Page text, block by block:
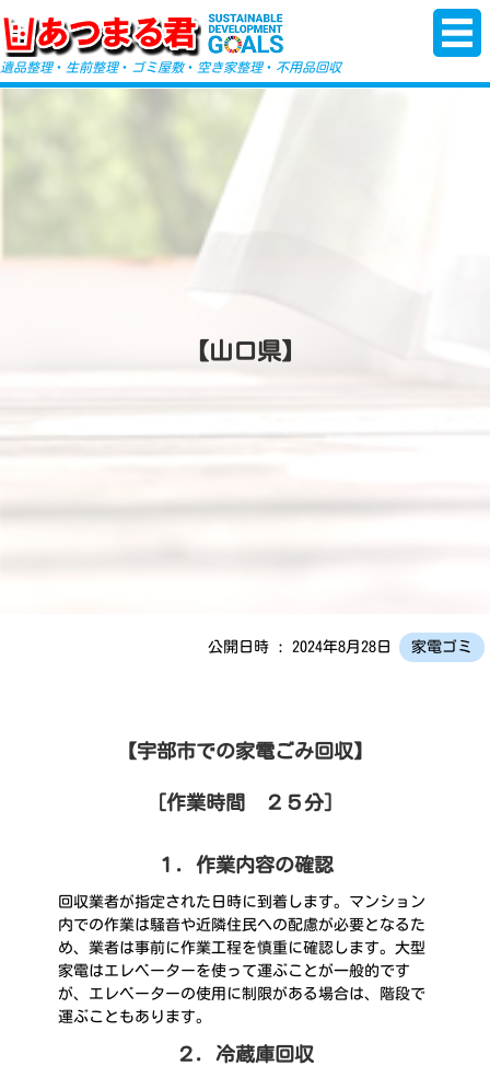
-->
遺品整理・ 生前整理・ ゴミ屋敷・ 空き家整理・ 不用品回収
【山口県】
公開日時 : 2024年8月28日 家電ゴミ
【宇部市での家電ごみ回収】
［作業時間 ２５分］
１．作業内容の確認
回収業者が指定された日時に到着します。マンション
内での作業は騒音や近隣住民への配慮が必要となるた
め、業者は事前に作業工程を慎重に確認します。大型
家電はエレベーターを使って運ぶことが一般的です
が、エレベーターの使用に制限がある場合は、階段で
運ぶこともあります。
２．冷蔵庫回収